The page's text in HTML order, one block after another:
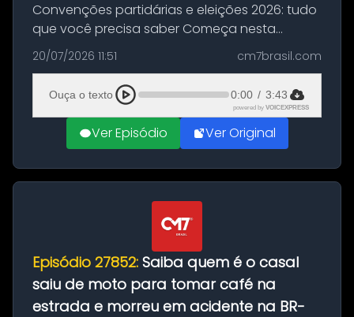
Convenções partidárias e eleições 2026: tudo
que você precisa saber Começa nesta
segunda-feira e vai até 5 de agosto o prazo
para que partidos políticos e federações
partidárias realizem suas convençõ...
20/07/2026 11:51 cm7brasil.com
Ouça o texto 0:00 / 3:43
powered by VOICEXPRESS
Ver Episódio Ver Original
Episódio 27852: Saiba quem é o casal
saiu de moto para tomar café na
estrada e morreu em acidente na BR-